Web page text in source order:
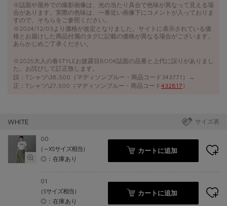
※誌面や屋外での撮影画像は、光の当たり具合で色味が異なって見える場
合があります。実際の色味は、一番近い画像下にコメントが入っておりま
すので、そちらをご参照ください。
※2024/12/03より価格が改定となりました。サイトに表示されている価
格とお届けした商品付属のタグに記載の価格が異なる場合がございます。
あらかじめご了承ください。
※2025大人の春STYLEお披露目BOOK誌面の品番と上代に誤りがありまし
た。お詫びして訂正致します。
誤：Tシャツ\38,500（マディソンブルー・商品コード343771）→
正：Tシャツ\27,500（マディソンブルー・商品コード432817 ）
サイズ表
WHITE
00
（～XSサイズ相当）
◎：在庫あり
カートに追加
01
（Sサイズ相当）
◎：在庫あり
カートに追加